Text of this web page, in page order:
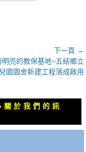
下一頁 →
明亮的教保基地~五結鄉立
園園舍新建工程落成啟用
於我們的訊